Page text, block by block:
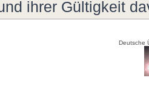
ihrer Gültigkeit
Deutsche